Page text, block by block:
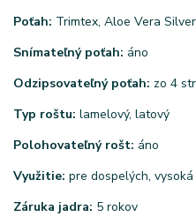
Poťah: Trimtex, Aloe Vera
Snímateľný poťah: áno
Odzipsovateľný poťah: zo 4
Typ roštu: lamelový, latový
Polohovateľný rošt: áno
Využitie: pre dospelých,
Záruka jadra: 5 rokov